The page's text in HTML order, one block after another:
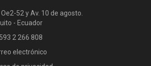
52 y Av. 10 de agosto.
- Ecuador
2 266 808
electrónico